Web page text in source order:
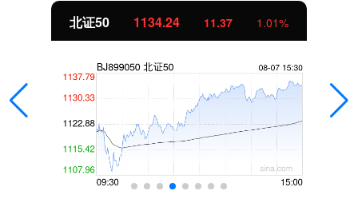
北证50 1134.24 11.37 1.01%